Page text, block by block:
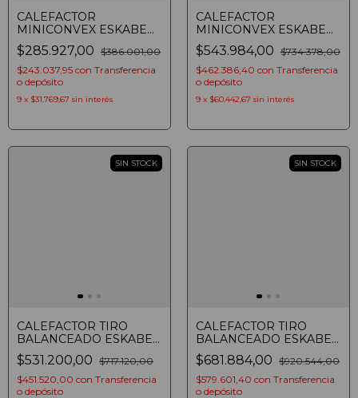
CALEFACTOR
MINICONVEX ESKABE
SIGLO 21 S21 MX5 P
AROMATIZADOR
MULTIGAS 5000 KCAL/H
MARFIL
$285.927,00 $386.001,00
$243.037,95 con Transferencia
o depósito
9 x $31.769,67 sin interés
CALEFACTOR
MINICONVEX ESKABE
TITANIO TT MX8 E
AROMATIZADOR
MULTIGAS 8000 KCAL/H
$543.984,00 $734.378,00
$462.386,40 con Transferencia
o depósito
9 x $60.442,67 sin interés
SIN STOCK
CALEFACTOR TIRO
BALANCEADO ESKABE
TITANIO TT TB3 TE
AROMATIZADOR
TERMOSTATO MULTIGAS
2900 KCAL/H
$531.200,00 $717.120,00
$451.520,00 con Transferencia
o depósito
SIN STOCK
CALEFACTOR TIRO
BALANCEADO ESKABE
TITANIO TT TB5 TE
TERMOSTATO MULTIGAS
4800 KCAL/H
$681.884,00 $920.544,00
$579.601,40 con Transferencia
o depósito